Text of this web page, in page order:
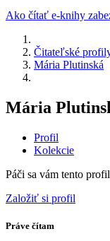
Ako čítať e-knihy
Čitateľské
Mária Plutinská
Mária
Profil
Kolekcie
Páči sa vám tento
Založiť si profil
Práve čítam